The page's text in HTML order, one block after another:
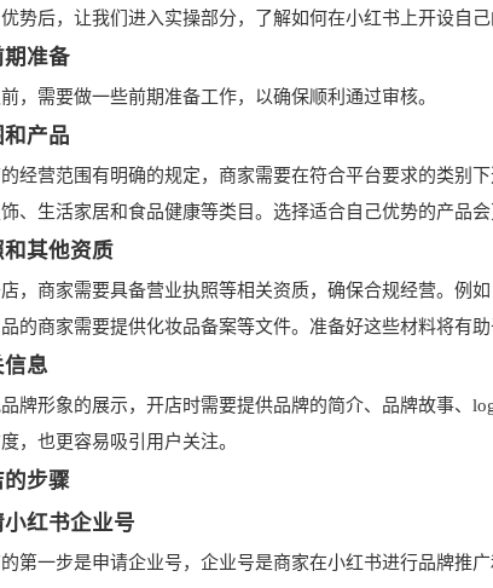
势后，让我们进入实操部分，了解如何在小红书上开设自己
准备
，需要做一些前期准备工作，以确保顺利通过审核。
产品
经营范围有明确的规定，商家需要在符合平台要求的类别
、生活家居和食品健康等类目。选择适合自己优势的产品会
其他资质
，商家需要具备营业执照等相关资质，确保合规经营。例
的商家需要提供化妆品备案等文件。准备好这些材料将有助
信息
牌形象的展示，开店时需要提供品牌的简介、品牌故事、
，也更容易吸引用户关注。
步骤
红书企业号
第一步是申请企业号，企业号是商家在小红书进行品牌推广